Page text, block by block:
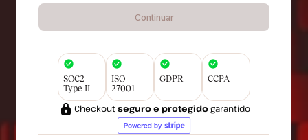
Continuar
SOC2
Type II
ISO
27001
GDPR CCPA
Checkoutseguro e protegidogarantido